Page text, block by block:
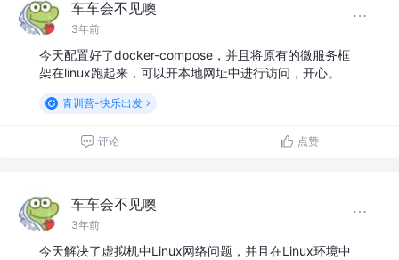
车车会不见噢
3年前
今天配置好了docker-compose，并且将原有的微服务框
架在linux跑起来，可以开本地网址中进行访问，开心。
青训营-快乐出发
评论 点赞
车车会不见噢
3年前
今天解决了虚拟机中Linux网络问题，并且在Linux环境中